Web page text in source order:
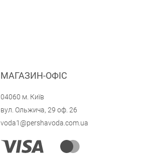
МАГАЗИН-ОФІС
04060 м. Київ
вул. Ольжича, 29 оф. 26
voda1@pershavoda.com.ua